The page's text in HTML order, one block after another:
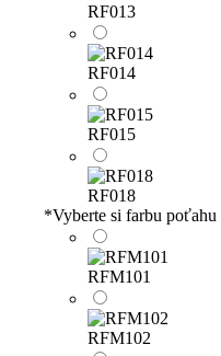
RF013
RF014
RF015
RF018
*Vyberte si farbu
RFM101
RFM102